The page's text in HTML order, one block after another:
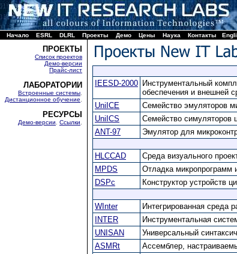
Начало ESRL DLRL Проекты Демо Цены Наука Контакты
ПРОЕКТЫ
Список проектов
Демо-версии
Прайс-лист
ЛАБОРАТОРИИ
Встроенные системы
Дистанционное обучение
РЕСУРСЫ
Демо-версии Ссылки
IEESD-2000 Инструментальный
обеспечения и внешней
UniICE
Семейство эмуляторов
UniICS
Семейство симуляторов
ANT-97
Эмулятор для
HLCCAD
Среда визуального
MPDS
Отладка микропрограмм
DSPc
Конструктор устройств
WInter
Интегрированная среда
INTER
Инструментальная
UNISAN
Универсальный
ASMRt
Ассемблер,